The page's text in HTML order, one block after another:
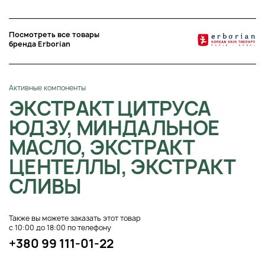
Посмотреть все товары
бренда Erborian
Активные компоненты
ЭКСТРАКТ ЦИТРУСА
ЮДЗУ, МИНДАЛЬНОЕ
МАСЛО, ЭКСТРАКТ
ЦЕНТЕЛЛЫ, ЭКСТРАКТ
СЛИВЫ
Также вы можете заказать этот товар
с 10:00 до 18:00 по телефону
+380 99 111-01-22